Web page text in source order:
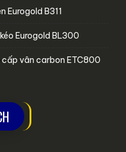
Eurogold B311
Eurogold BL300
vân carbon ETC800